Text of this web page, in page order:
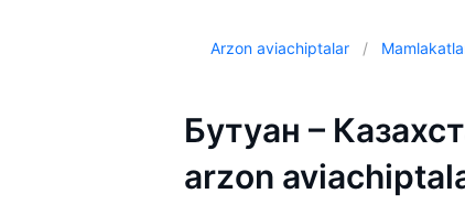
Arzon aviachiptalar
Бутуан –
arzon